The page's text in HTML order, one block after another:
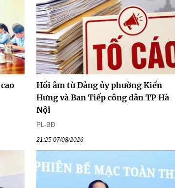
Hồi âm từ Đảng ủy phường Kiến
Hưng và Ban Tiếp công dân TP Hà
Nội
PL-BĐ
21:25 07/08/2026